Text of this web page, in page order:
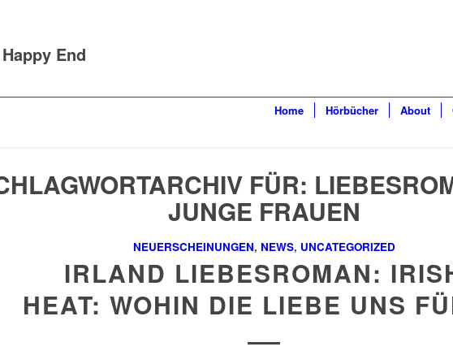
End
Home Hörbücher About
FÜR:
JUNGE FRAUEN
NEUERSCHEINUNGEN, NEWS, UNCATEGORIZED
IRLAND LIEBESROMAN:
HEAT: WOHIN DIE LIEBE UNS